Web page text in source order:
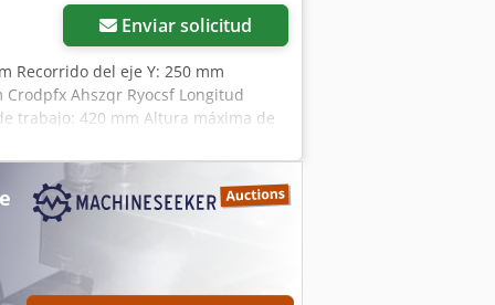
Enviar solicitud
Recorrido del eje Y: 250 mm
Ahszqr Ryocsf Longitud
trabajo: 420 mm Altura máxima de
kg Dimensiones de la máquina: